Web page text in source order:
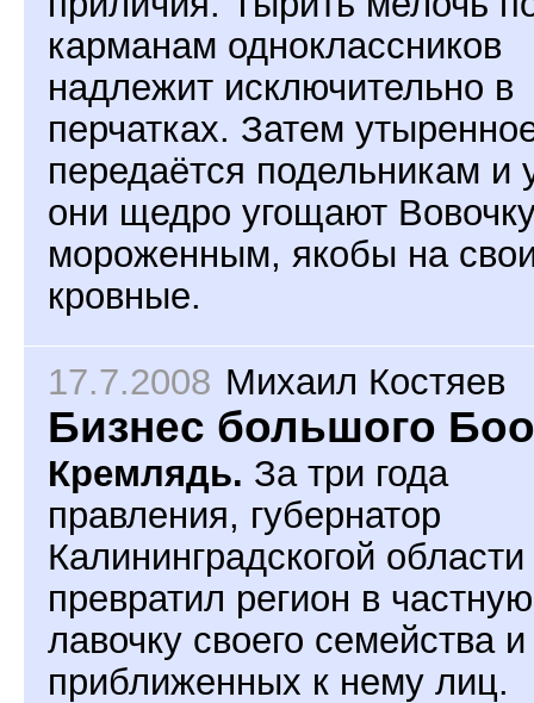
карманам одноклассников
надлежит исключительно в
перчатках. Затем
передаётся подельникам и
они щедро угощают
мороженным, якобы на
кровные.
17.7.2008 Михаил Костяев
Бизнес большого
Кремлядь. За три года
правления, губернатор
Калининградскогой области
превратил регион в частную
лавочку своего семейства и
приближенных к нему лиц.